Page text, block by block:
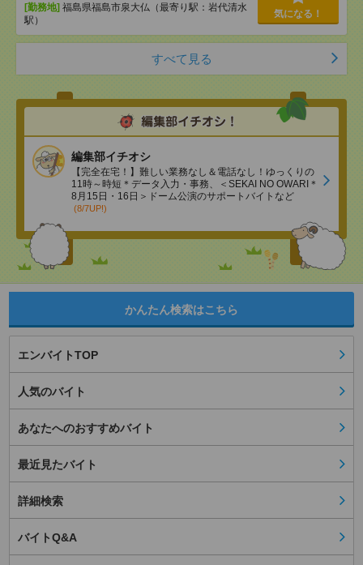
[勤務地] 福島県福島市泉大仏（最寄り駅：岩代清水
駅）
気になる！
すべて見る
編集部イチオシ
【完全在宅！】難しい業務なし＆電話なし！ゆっくりの
11時～時短＊データ入力・事務、＜SEKAI NO OWARI＊
8月15日・16日＞ドーム公演のサポートバイトなど
(8/7UP!)
かんたん検索はこちら
エンバイトTOP
人気のバイト
あなたへのおすすめバイト
最近見たバイト
詳細検索
バイトQ&A